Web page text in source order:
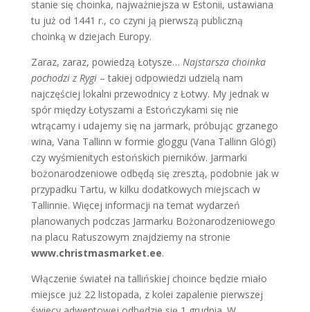
stanie się choinka, najważniejsza w Estonii, ustawiana
tu już od 1441 r., co czyni ją pierwszą publiczną
choinką w dziejach Europy.
Zaraz, zaraz, powiedzą Łotysze… Najstarsza choinka
pochodzi z Rygi– takiej odpowiedzi udzielą nam
najczęściej lokalni przewodnicy z Łotwy. My jednak w
spór między Łotyszami a Estończykami się nie
wtrącamy i udajemy się na jarmark, próbując grzanego
wina, Vana Tallinn w formie gloggu (Vana Tallinn Glögi)
czy wyśmienitych estońskich pierników. Jarmarki
bożonarodzeniowe odbędą się zresztą, podobnie jak w
przypadku Tartu, w kilku dodatkowych miejscach w
Tallinnie. Więcej informacji na temat wydarzeń
planowanych podczas Jarmarku Bożonarodzeniowego
na placu Ratuszowym znajdziemy na stronie
www.christmasmarket.ee.
Włączenie świateł na tallińskiej choince będzie miało
miejsce już 22 listopada, z kolei zapalenie pierwszej